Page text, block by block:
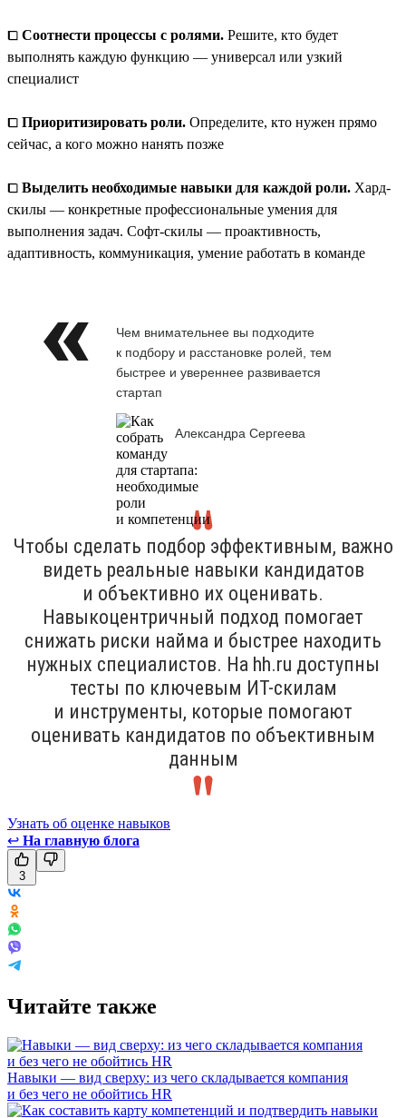
⧠ Соотнести процессы с ролями. Решите, кто будет
выполнять каждую функцию — универсал или узкий
специалист
⧠ Приоритизировать роли. Определите, кто нужен прямо
сейчас, а кого можно нанять позже
⧠ Выделить необходимые навыки для каждой роли. Хард-
скилы — конкретные профессиональные умения для
выполнения задач. Софт-скилы — проактивность,
адаптивность, коммуникация, умение работать в команде
Чем внимательнее вы подходите
к подбору и расстановке ролей, тем
быстрее и увереннее развивается
стартап
Александра Сергеева
Чтобы сделать подбор эффективным, важно
видеть реальные навыки кандидатов
и объективно их оценивать.
Навыкоцентричный подход помогает
снижать риски найма и быстрее находить
нужных специалистов. На hh.ru доступны
тесты по ключевым ИТ-скилам
и инструменты, которые помогают
оценивать кандидатов по объективным
данным
Узнать об оценке навыков
↩ На главную блога
3
Читайте также
Навыки — вид сверху: из чего складывается компания
и без чего не обойтись HR